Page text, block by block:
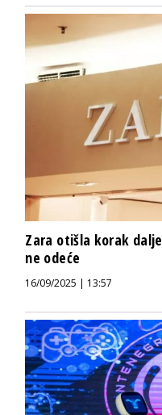
Zara otišla korak
ne odeće
16/09/2025 | 13:57